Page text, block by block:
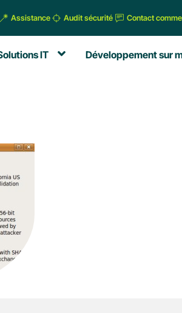
Assistance Audit sécurité Contact
IT Développement sur